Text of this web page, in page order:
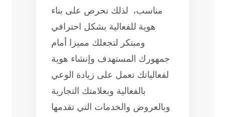
مناسب، لذلك نحرص على بناء
هوية للفعالية بشكل احترافي
ومبتكر لتجعلك مميزا أمام
جمهورك المستهدف وإنشاء هوية
لفعالياتك تعمل على زيادة الوعي
بالفعالية وبعلامتك التجارية
وبالعروض والخدمات التي تقدمها